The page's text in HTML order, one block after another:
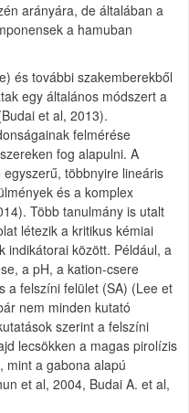
arányára, de általában a
a hamuban
és további szakemberekből
egy általános módszert a
et al, 2013).
felmérése
fog alapulni. A
többnyire lineáris
és a komplex
Több tanulmány is utalt
létezik a kritikus kémiai
indikátorai között. Például, a
a pH, a kation-csere
a felszíni felület (SA) (Lee et
nem minden kutató
szerint a felszíni
lecsökken a magas pirolízis
mint a gabona alapú
et al, 2004, Budai A. et al,